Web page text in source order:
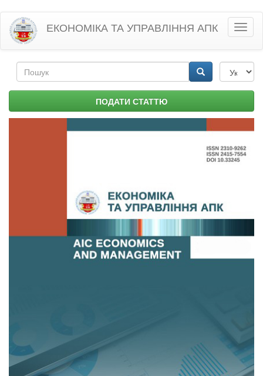
Перейти
основного
матеріалу
ЕКОНОМІКА ТА УПРАВЛІННЯ АПК
Пошукова
форма ПОДАТИ СТАТТЮ